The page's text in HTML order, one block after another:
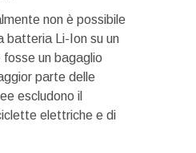
non è possibile
batteria Li-Ion su un
un bagaglio
parte delle
escludono il
elettriche e di